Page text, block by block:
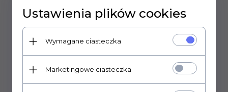
Ustawienia plików cookies
Wymagane ciasteczka
Marketingowe ciasteczka